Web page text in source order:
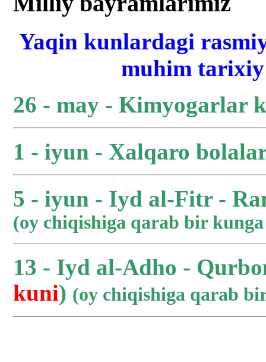
Yaqin kunlardagi
muhim
26 - may - Kimyogarlar
1 - iyun - Xalqaro
5 - iyun - Iyd al-Fitr -
(oy chiqishiga qarab bir
13 - Iyd al-Adho -
kuni) (oy chiqishiga qarab